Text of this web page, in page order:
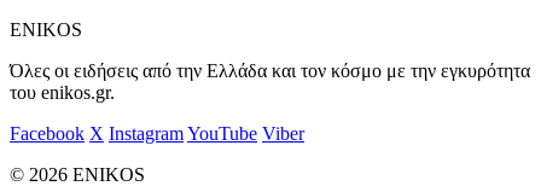
ENIKOS
Όλες οι ειδήσεις από την Ελλάδα και τον κόσμο με την εγκυρότητα
του enikos.gr.
Facebook X InstagramYouTube Viber
© 2026 ENIKOS